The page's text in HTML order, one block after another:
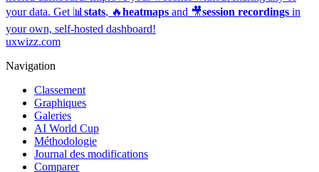
your data. Get 📊 stats, 🔥heatmaps and 🎥session recordings in
your own, self-hosted dashboard!
uxwizz.com
Navigation
Classement
Graphiques
Galeries
AI World Cup
Méthodologie
Journal des modifications
Comparer